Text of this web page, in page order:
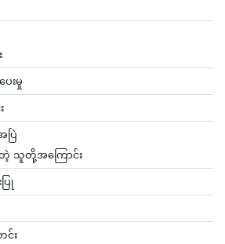
းမှု
ြဲ
သူတို့အကြောင်း
ြု
င်း